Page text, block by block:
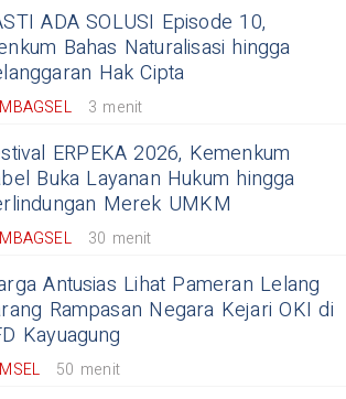
ADA SOLUSI Episode 10,
Bahas Naturalisasi hingga
Hak Cipta
3 menit
ERPEKA 2026, Kemenkum
Buka Layanan Hukum hingga
Merek UMKM
30 menit
Antusias Lihat Pameran Lelang
Rampasan Negara Kejari OKI di
Kayuagung
50 menit